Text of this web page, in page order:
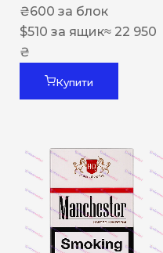
₴600 за блок
$510 за ящик≈ 22 950
₴
Купити